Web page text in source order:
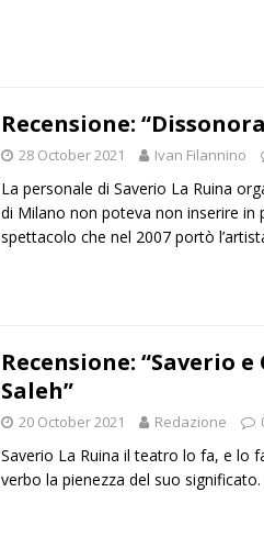
Recensione:
28 October 2021 Ivan Filannino
La personale di Saverio La Ruina
di Milano non poteva non inserire in
spettacolo che nel 2007 portò
Recensione: “Saverio
Saleh”
20 October 2021 Redazione
Saverio La Ruina il teatro lo fa, e lo
verbo la pienezza del suo